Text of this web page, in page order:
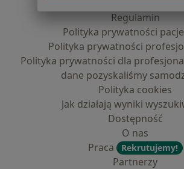
Regulamin
Polityka prywatności
Polityka prywatności
Polityka prywatności dla
dane pozyskaliśmy
Polityka cookies
Jak działają wyniki
Dostępność
O nas
Praca
Rekrutujemy!
Partnerzy